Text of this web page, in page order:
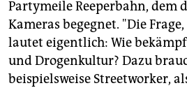
Partymeile Reeperbahn, dem
Kameras begegnet. "Die
lautet eigentlich: Wie
und Drogenkultur? Dazu
beispielsweise Streetworker,